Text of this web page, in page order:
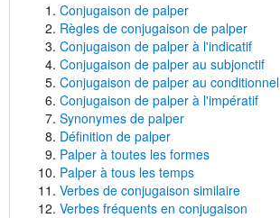
Conjugaison de palper
Règles de conjugaison de palper
Conjugaison de palper à l'indicatif
Conjugaison de palper au subjonctif
Conjugaison de palper au conditionnel
Conjugaison de palper à l'impératif
Synonymes de palper
Définition de palper
Palper à toutes les formes
Palper à tous les temps
Verbes de conjugaison similaire
Verbes fréquents en conjugaison